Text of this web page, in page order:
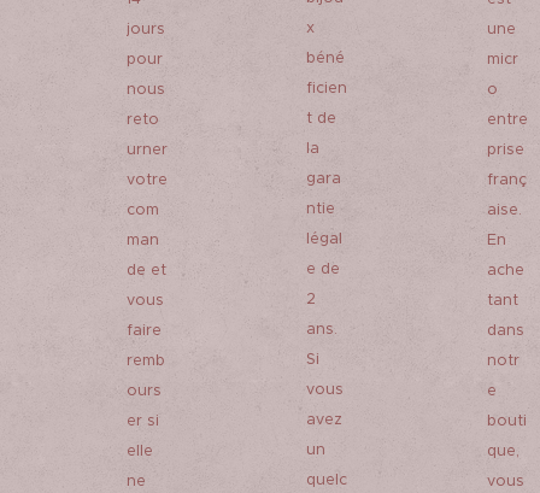
jours
pour
nous
reto
urner
votre
com
man
de et
vous
faire
remb
ours
er si
elle
ne
x
béné
ficien
t de
la
gara
ntie
légal
e de
2
ans.
Si
vous
avez
un
quelc
une
micr
o
entre
prise
franç
aise.
En
ache
tant
dans
notr
e
bouti
que,
vous